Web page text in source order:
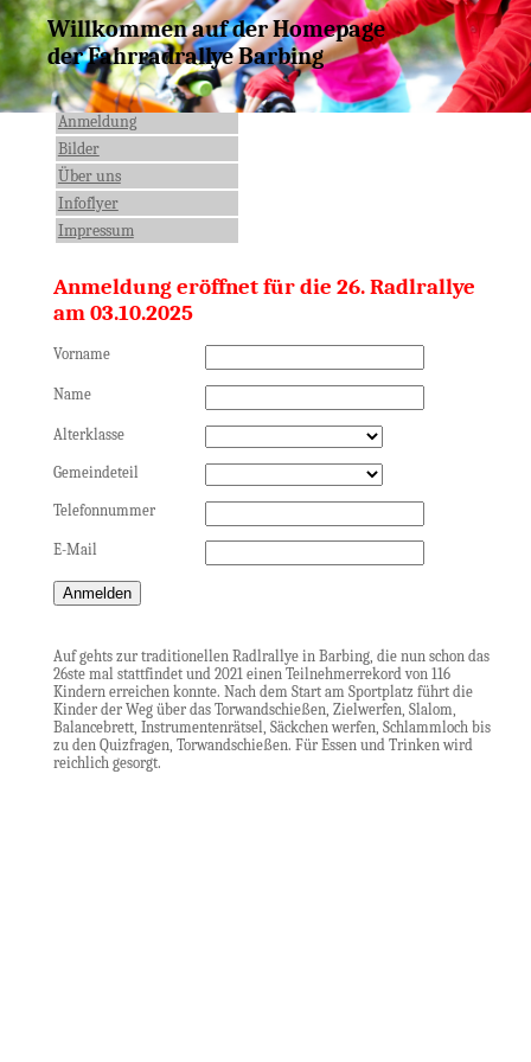
Willkommen auf der Homepage
der Fahrradrallye Barbing
Anmeldung
Bilder
Über uns
Infoflyer
Impressum
Anmeldung eröffnet für die 26. Radlrallye
am 03.10.2025
Vorname
Name
Alterklasse
Gemeindeteil
Telefonnummer
E-Mail
Anmelden
Auf gehts zur traditionellen Radlrallye in Barbing, die nun schon das
26ste mal stattfindet und 2021 einen Teilnehmerrekord von 116
Kindern erreichen konnte. Nach dem Start am Sportplatz führt die
Kinder der Weg über das Torwandschießen, Zielwerfen, Slalom,
Balancebrett, Instrumentenrätsel, Säckchen werfen, Schlammloch bis
zu den Quizfragen, Torwandschießen. Für Essen und Trinken wird
reichlich gesorgt.